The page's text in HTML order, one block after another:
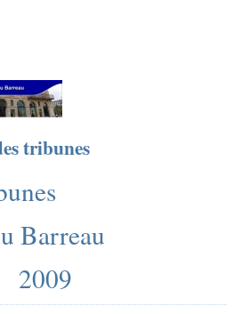
tribunes
Barreau
2009